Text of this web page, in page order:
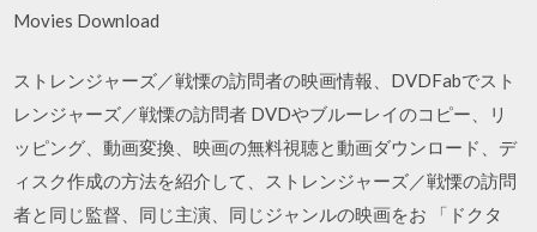
Movies Download
ストレンジャーズ／戦慄の訪問者の映画情報、DVDFabでスト
レンジャーズ／戦慄の訪問者 DVDやブルーレイのコピー、リ
ッピング、動画変換、映画の無料視聴と動画ダウンロード、デ
ィスク作成の方法を紹介して、ストレンジャーズ／戦慄の訪問
者と同じ監督、同じ主演、同じジャンルの映画をお 「ドクタ